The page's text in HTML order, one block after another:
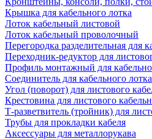
Крышка для кабельного лотка
Лоток кабельный листовой
Лоток кабельный проволочный
Перегородка разделительная для
Переходник-редуктор для
Профиль монтажный для
Соединитель для кабельного лотка
Угол (поворот) для листового
Крестовина для листового
Т-разветвитель (тройник) для
Трубы для прокладки кабеля
Аксессуары для металлорукава